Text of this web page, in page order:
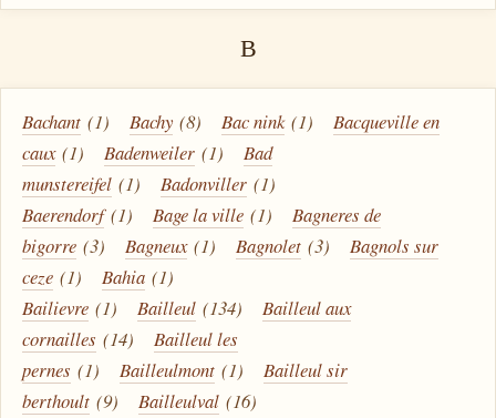
B
Bachant (1) Bachy (8) Bac nink (1)
Bacqueville en
caux (1) Badenweiler (1)
Bad
munstereifel (1) Badonviller (1)
Baerendorf (1) Bage la ville (1)
Bagneres de
bigorre (3) Bagneux (1) Bagnolet (3)
Bagnols sur
ceze (1) Bahia (1)
Bailievre (1) Bailleul (134)
Bailleul aux
cornailles (14)
Bailleul les
pernes (1) Bailleulmont (1)
Bailleul sir
berthoult (9) Bailleulval (16)